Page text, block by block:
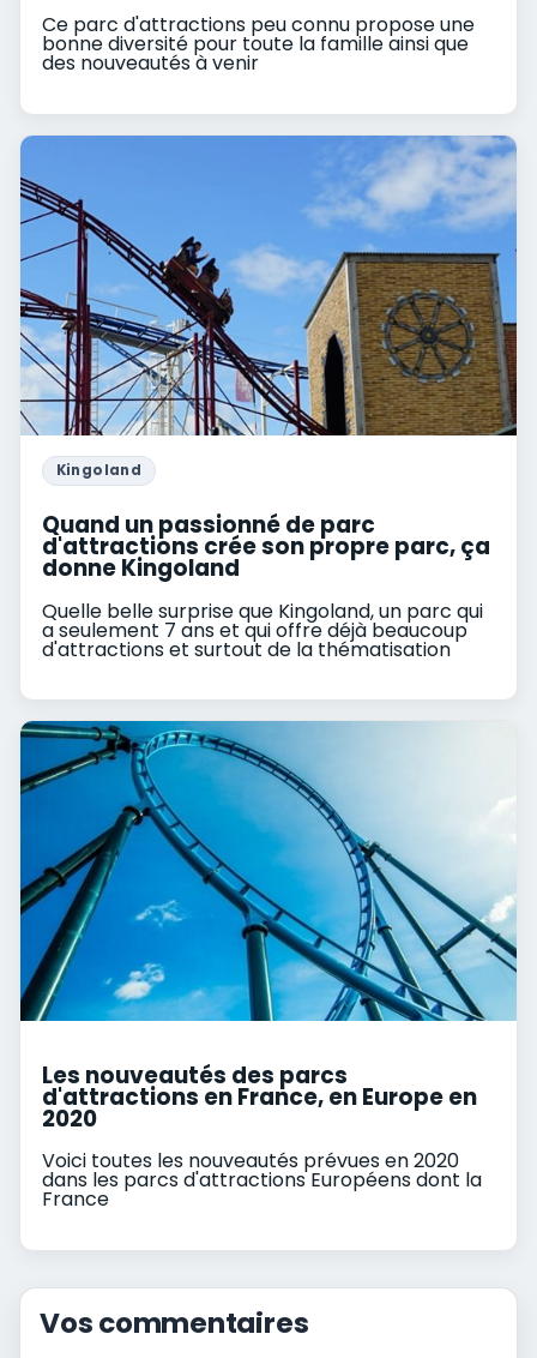
Ce parc d'attractions peu connu propose une
bonne diversité pour toute la famille ainsi que
des nouveautés à venir
Kingoland
Quand un passionné de parc
d'attractions crée son propre parc, ça
donne Kingoland
Quelle belle surprise que Kingoland, un parc qui
a seulement 7 ans et qui offre déjà beaucoup
d'attractions et surtout de la thématisation
Les nouveautés des parcs
d'attractions en France, en Europe en
2020
Voici toutes les nouveautés prévues en 2020
dans les parcs d'attractions Européens dont la
France
Vos commentaires